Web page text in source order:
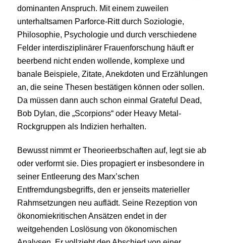
dominanten Anspruch. Mit einem zuweilen
unterhaltsamen Parforce-Ritt durch Soziologie,
Philosophie, Psychologie und durch verschiedene
Felder interdisziplinärer Frauenforschung häuft er
beerbend nicht enden wollende, komplexe und
banale Beispiele, Zitate, Anekdoten und Erzählungen
an, die seine Thesen bestätigen können oder sollen.
Da müssen dann auch schon einmal Grateful Dead,
Bob Dylan, die „Scorpions“ oder Heavy Metal-
Rockgruppen als Indizien herhalten.
Bewusst nimmt er Theorieerbschaften auf, legt sie ab
oder verformt sie. Dies propagiert er insbesondere in
seiner Entleerung des Marx’schen
Entfremdungsbegriffs, den er jenseits materieller
Rahmsetzungen neu auflädt. Seine Rezeption von
ökonomiekritischen Ansätzen endet in der
weitgehenden Loslösung von ökonomischen